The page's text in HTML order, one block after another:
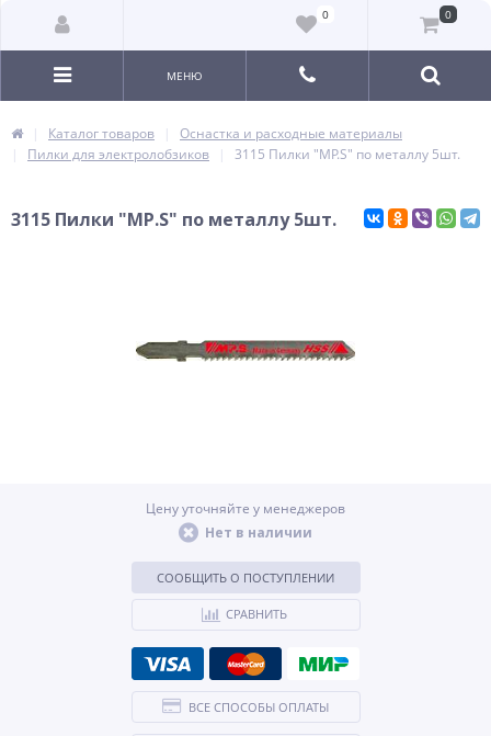
0 0
МЕНЮ
Каталог товаров
Оснастка и расходные материалы
Пилки для электролобзиков
3115 Пилки "MP.S" по металлу 5шт.
3115 Пилки "MP.S" по металлу 5шт.
Цену уточняйте у менеджеров
Нет в наличии
СООБЩИТЬ О ПОСТУПЛЕНИИ
СРАВНИТЬ
ВСЕ СПОСОБЫ ОПЛАТЫ